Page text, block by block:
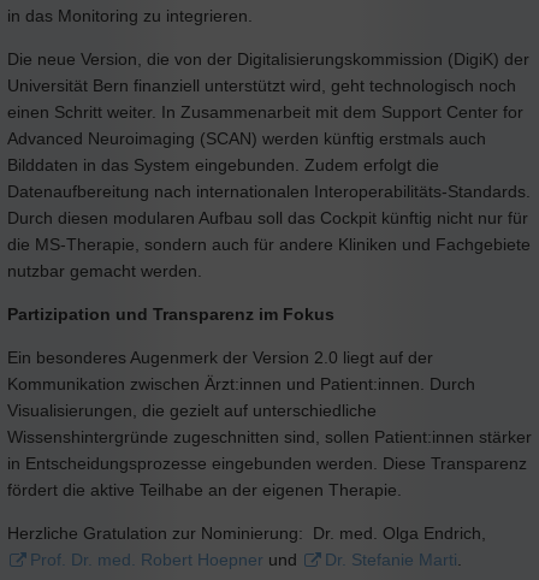
in das Monitoring zu integrieren.
Die neue Version, die von der Digitalisierungskommission (DigiK) der
Universität Bern finanziell unterstützt wird, geht technologisch noch
einen Schritt weiter. In Zusammenarbeit mit dem Support Center for
Advanced Neuroimaging (SCAN) werden künftig erstmals auch
Bilddaten in das System eingebunden. Zudem erfolgt die
Datenaufbereitung nach internationalen Interoperabilitäts-Standards.
Durch diesen modularen Aufbau soll das Cockpit künftig nicht nur für
die MS-Therapie, sondern auch für andere Kliniken und Fachgebiete
nutzbar gemacht werden.
Partizipation und Transparenz im Fokus
Ein besonderes Augenmerk der Version 2.0 liegt auf der
Kommunikation zwischen Ärzt:innen und Patient:innen. Durch
Visualisierungen, die gezielt auf unterschiedliche
Wissenshintergründe zugeschnitten sind, sollen Patient:innen stärker
in Entscheidungsprozesse eingebunden werden. Diese Transparenz
fördert die aktive Teilhabe an der eigenen Therapie.
Herzliche Gratulation zur Nominierung: Dr. med. Olga Endrich,
Prof. Dr. med. Robert Hoepner und Dr. Stefanie Marti